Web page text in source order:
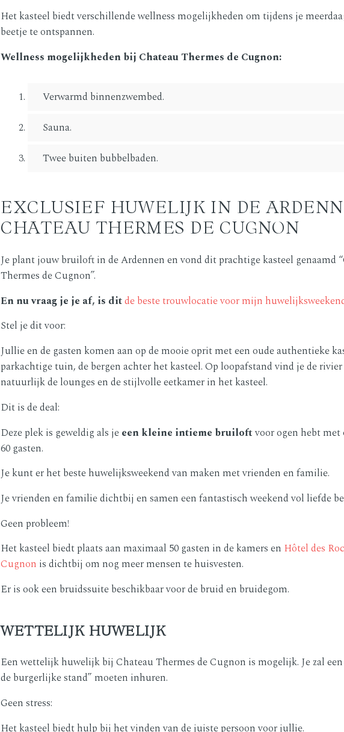
Het kasteel biedt verschillende wellness mogelijkheden om tijdens je
beetje te ontspannen.
Wellness mogelijkheden bij Chateau Thermes de Cugnon:
Verwarmd binnenzwembed.
Sauna.
Twee buiten bubbelbaden.
EXCLUSIEF HUWELIJK IN DE
CHATEAU THERMES DE CUGNON
Je plant jouw bruiloft in de Ardennen en vond dit prachtige kasteel genaamd
Thermes de Cugnon”.
En nu vraag je je af, is ditde beste trouwlocatie voor mijn
Stel je dit voor:
Jullie en de gasten komen aan op de mooie oprit met een oude authentieke
parkachtige tuin, de bergen achter het kasteel. Op loopafstand vind je de
natuurlijk de lounges en de stijlvolle eetkamer in het kasteel.
Dit is de deal:
Deze plek is geweldig als jeeen kleine intieme bruiloftvoor ogen hebt met
60 gasten.
Je kunt er het beste huwelijksweekend van maken met vrienden en familie.
Je vrienden en familie dichtbij en samen een fantastisch weekend vol liefde
Geen probleem!
Het kasteel biedt plaats aan maximaal 50 gasten in de kamers en Hôtel des
Cugnon is dichtbij om nog meer mensen te huisvesten.
Er is ook een bruidssuite beschikbaar voor de bruid en bruidegom.
WETTELIJK HUWELIJK
Een wettelijk huwelijk bij Chateau Thermes de Cugnon is mogelijk. Je zal
de burgerlijke stand” moeten inhuren.
Geen stress:
Het kasteel biedt hulp bij het vinden van de juiste persoon voor jullie.